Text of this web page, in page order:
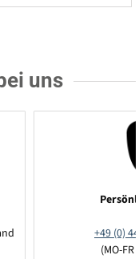
uns
+49 (0)
(MO-